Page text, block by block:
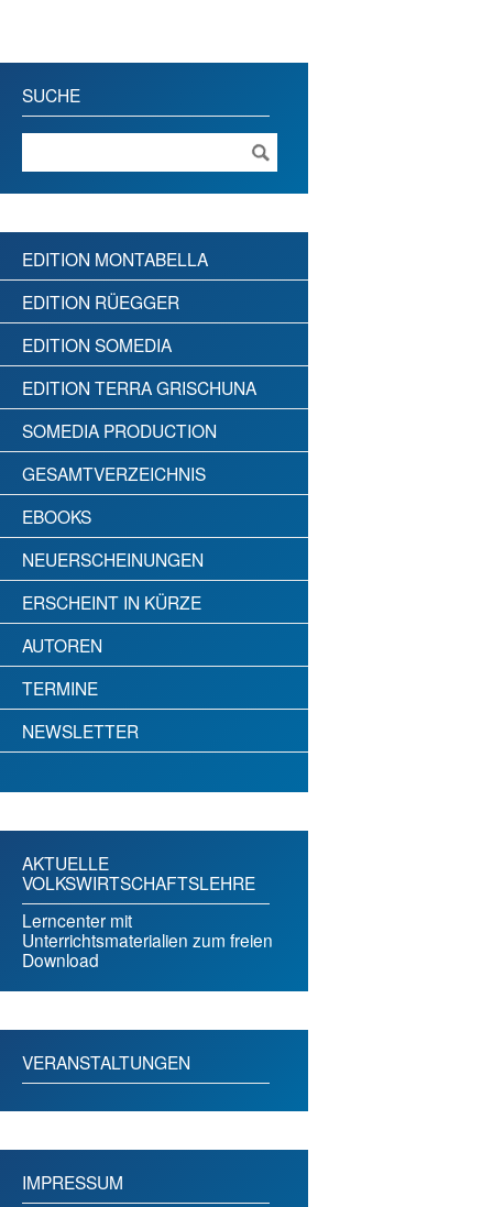
SUCHE
EDITION MONTABELLA
EDITION RÜEGGER
EDITION SOMEDIA
EDITION TERRA GRISCHUNA
SOMEDIA PRODUCTION
GESAMTVERZEICHNIS
EBOOKS
NEUERSCHEINUNGEN
ERSCHEINT IN KÜRZE
AUTOREN
TERMINE
NEWSLETTER
AKTUELLE
VOLKSWIRTSCHAFTSLEHRE
Lerncenter mit
Unterrichtsmaterialien zum freien
Download
VERANSTALTUNGEN
IMPRESSUM